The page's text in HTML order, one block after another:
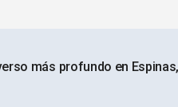
más profundo en Espinas,